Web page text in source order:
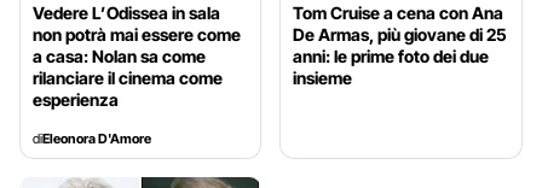
Vedere L’Odissea in sala
non potrà mai essere come
a casa: Nolan sa come
rilanciare il cinema come
esperienza
diEleonora D'Amore
Tom Cruise a cena con Ana
De Armas, più giovane di 25
anni: le prime foto dei due
insieme